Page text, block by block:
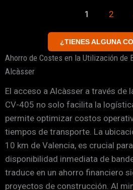
1 2
¿TIENES ALGUNA
Ahorro de Costes en la Utilización de
Alcàsser
El acceso a Alcàsser a través de
CV-405 no solo facilita la
permite optimizar costos
tiempos de transporte. La
10 km de Valencia, es crucial
disponibilidad inmediata de
traduce en un ahorro financiero
proyectos de construcción. Al